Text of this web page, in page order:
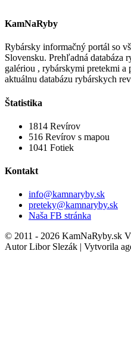
KamNaRyby
Rybársky informačný portál so
Slovensku. Prehľadná databáza
galériou , rybárskymi pretekmi a
aktuálnu databázu rybárskych
Štatistika
1814 Revírov
516 Revírov s mapou
1041 Fotiek
Kontakt
info@kamnaryby.sk
preteky@kamnaryby.sk
Naša FB stránka
© 2011 - 2026 KamNaRyby.sk
Autor Libor Slezák | Vytvorila